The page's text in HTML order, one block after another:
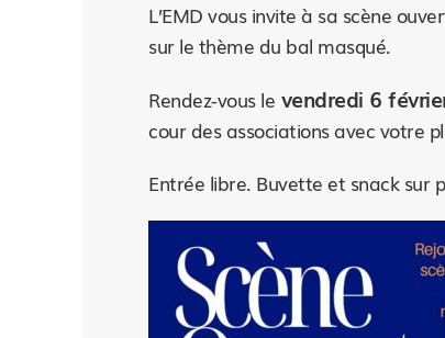
L’EMD vous invite à sa scène
sur le thème du bal masqué.
Rendez-vous le vendredi 6
cour des associations avec votre
Entrée libre. Buvette et snack sur